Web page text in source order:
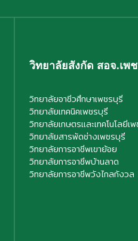
วิทยาลัยสังกัด สอจ.เพ
วิทยาลัยอาชีวศึกษาเพชรบุรี
วิทยาลัยเทคนิคเพชรบุรี
วิทยาลัยเกษตรและเทคโนโลยีเ
วิทยาลัยสารพัดช่างเพชรบุรี
วิทยาลัยการอาชีพเขาย้อย
วิทยาลัยการอาชีพบ้านลาด
วิทยาลัยการอาชีพวังไกลกังวล